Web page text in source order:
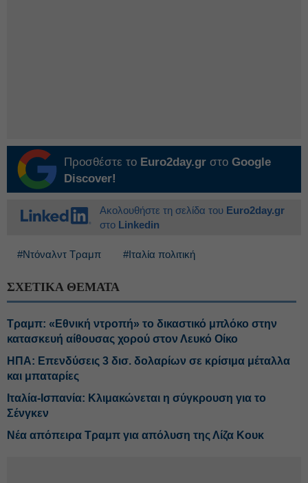
Προσθέστε το Euro2day.gr στο Google
Discover!
Ακολουθήστε τη σελίδα του Euro2day.gr
στο Linkedin
#Ντόναλντ Τραμπ #Ιταλία πολιτική
ΣΧΕΤΙΚΑ ΘΕΜΑΤΑ
Τραμπ: «Εθνική ντροπή» το δικαστικό μπλόκο στην
κατασκευή αίθουσας χορού στον Λευκό Οίκο
ΗΠΑ: Επενδύσεις 3 δισ. δολαρίων σε κρίσιμα μέταλλα
και μπαταρίες
Ιταλία-Ισπανία: Κλιμακώνεται η σύγκρουση για το
Σένγκεν
Νέα απόπειρα Τραμπ για απόλυση της Λίζα Κουκ